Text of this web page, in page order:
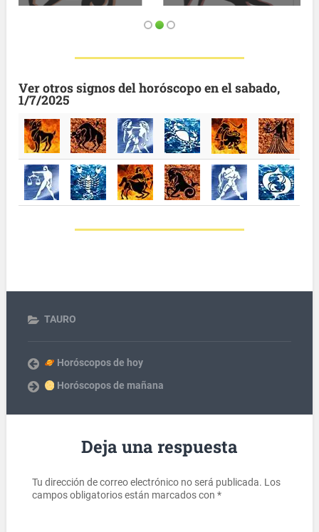
Ver otros signos del horóscopo en el sabado,
1/7/2025
TAURO
Horóscopos de hoy
Horóscopos de mañana
Deja una respuesta
Tu dirección de correo electrónico no será publicada. Los
campos obligatorios están marcados con *